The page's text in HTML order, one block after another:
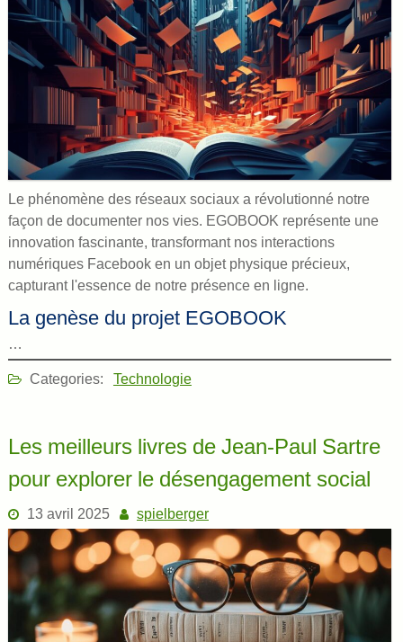
Le phénomène des réseaux sociaux a révolutionné notre
façon de documenter nos vies. EGOBOOK représente une
innovation fascinante, transformant nos interactions
numériques Facebook en un objet physique précieux,
capturant l'essence de notre présence en ligne.
La genèse du projet EGOBOOK
…
Categories: Technologie
Les meilleurs livres de Jean-Paul Sartre
pour explorer le désengagement social
13 avril 2025 spielberger